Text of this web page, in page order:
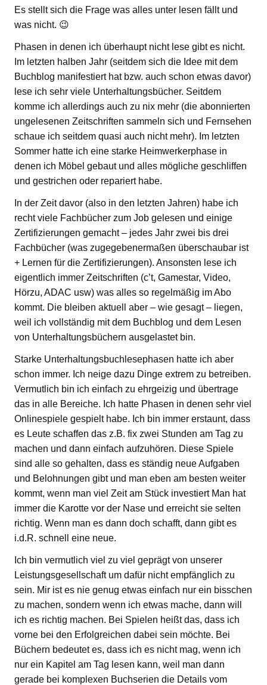
Es stellt sich die Frage was alles unter lesen fällt und
was nicht. 😉
Phasen in denen ich überhaupt nicht lese gibt es nicht.
Im letzten halben Jahr (seitdem sich die Idee mit dem
Buchblog manifestiert hat bzw. auch schon etwas davor)
lese ich sehr viele Unterhaltungsbücher. Seitdem
komme ich allerdings auch zu nix mehr (die abonnierten
ungelesenen Zeitschriften sammeln sich und Fernsehen
schaue ich seitdem quasi auch nicht mehr). Im letzten
Sommer hatte ich eine starke Heimwerkerphase in
denen ich Möbel gebaut und alles mögliche geschliffen
und gestrichen oder repariert habe.
In der Zeit davor (also in den letzten Jahren) habe ich
recht viele Fachbücher zum Job gelesen und einige
Zertifizierungen gemacht – jedes Jahr zwei bis drei
Fachbücher (was zugegebenermaßen überschaubar ist
+ Lernen für die Zertifizierungen). Ansonsten lese ich
eigentlich immer Zeitschriften (c’t, Gamestar, Video,
Hörzu, ADAC usw) was alles so regelmäßig im Abo
kommt. Die bleiben aktuell aber – wie gesagt – liegen,
weil ich vollständig mit dem Buchblog und dem Lesen
von Unterhaltungsbüchern ausgelastet bin.
Starke Unterhaltungsbuchlesephasen hatte ich aber
schon immer. Ich neige dazu Dinge extrem zu betreiben.
Vermutlich bin ich einfach zu ehrgeizig und übertrage
das in alle Bereiche. Ich hatte Phasen in denen sehr viel
Onlinespiele gespielt habe. Ich bin immer erstaunt, dass
es Leute schaffen das z.B. fix zwei Stunden am Tag zu
machen und dann einfach aufzuhören. Diese Spiele
sind alle so gehalten, dass es ständig neue Aufgaben
und Belohnungen gibt und man eben am besten weiter
kommt, wenn man viel Zeit am Stück investiert Man hat
immer die Karotte vor der Nase und erreicht sie selten
richtig. Wenn man es dann doch schafft, dann gibt es
i.d.R. schnell eine neue.
Ich bin vermutlich viel zu viel geprägt von unserer
Leistungsgesellschaft um dafür nicht empfänglich zu
sein. Mir ist es nie genug etwas einfach nur ein bisschen
zu machen, sondern wenn ich etwas mache, dann will
ich es richtig machen. Bei Spielen heißt das, dass ich
vorne bei den Erfolgreichen dabei sein möchte. Bei
Büchern bedeutet es, dass ich es nicht mag, wenn ich
nur ein Kapitel am Tag lesen kann, weil man dann
gerade bei komplexen Buchserien die Details vom